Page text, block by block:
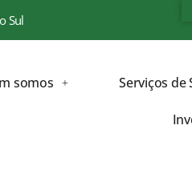
Sul
somos Serviços de